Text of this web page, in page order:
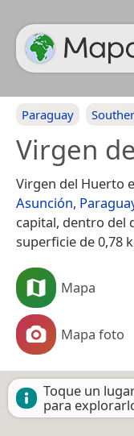
Paraguay
Virgen
Virgen del Huerto
Asunción,
capital, dentro del
superficie de 0,78
Mapa
Mapa foto
Toque un
para